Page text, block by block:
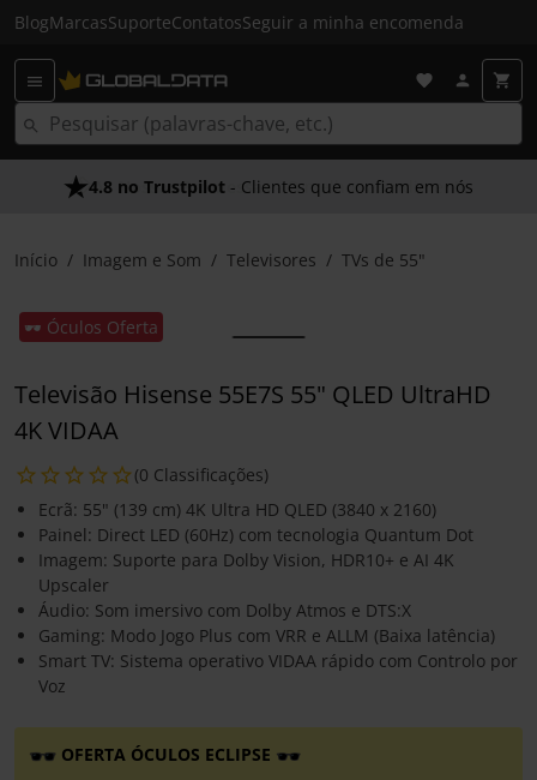
BlogMarcasSuporteContatosSeguir a minha encomenda
4.8 no Trustpilot - Clientes que confiam em nós
Início Imagem e Som Televisores TVs de 55"
🕶️ Óculos Oferta
Televisão Hisense 55E7S 55" QLED UltraHD
4K VIDAA
(0 Classificações)
Ecrã: 55" (139 cm) 4K Ultra HD QLED (3840 x 2160)
Painel: Direct LED (60Hz) com tecnologia Quantum Dot
Imagem: Suporte para Dolby Vision, HDR10+ e AI 4K
Upscaler
Áudio: Som imersivo com Dolby Atmos e DTS:X
Gaming: Modo Jogo Plus com VRR e ALLM (Baixa latência)
Smart TV: Sistema operativo VIDAA rápido com Controlo por
Voz
OFERTA ÓCULOS ECLIPSE